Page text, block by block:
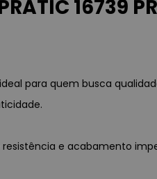
PRATIC
é ideal para quem busca
e acabamento